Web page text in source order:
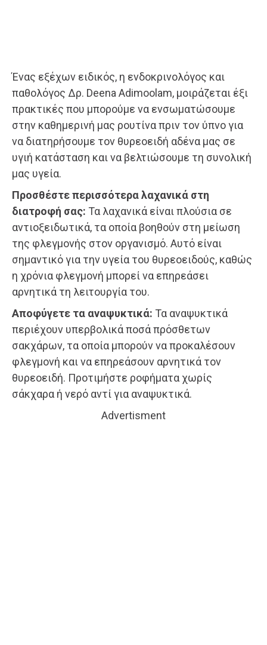
Ένας εξέχων ειδικός, η ενδοκρινολόγος και
παθολόγος Δρ. Deena Adimoolam, μοιράζεται έξι
πρακτικές που μπορούμε να ενσωματώσουμε
στην καθημερινή μας ρουτίνα πριν τον ύπνο για
να διατηρήσουμε τον θυρεοειδή αδένα μας σε
υγιή κατάσταση και να βελτιώσουμε τη συνολική
μας υγεία.
Προσθέστε περισσότερα λαχανικά στη
διατροφή σας: Τα λαχανικά είναι πλούσια σε
αντιοξειδωτικά, τα οποία βοηθούν στη μείωση
της φλεγμονής στον οργανισμό. Αυτό είναι
σημαντικό για την υγεία του θυρεοειδούς, καθώς
η χρόνια φλεγμονή μπορεί να επηρεάσει
αρνητικά τη λειτουργία του.
Αποφύγετε τα αναψυκτικά: Τα αναψυκτικά
περιέχουν υπερβολικά ποσά πρόσθετων
σακχάρων, τα οποία μπορούν να προκαλέσουν
φλεγμονή και να επηρεάσουν αρνητικά τον
θυρεοειδή. Προτιμήστε ροφήματα χωρίς
σάκχαρα ή νερό αντί για αναψυκτικά.
Advertisment